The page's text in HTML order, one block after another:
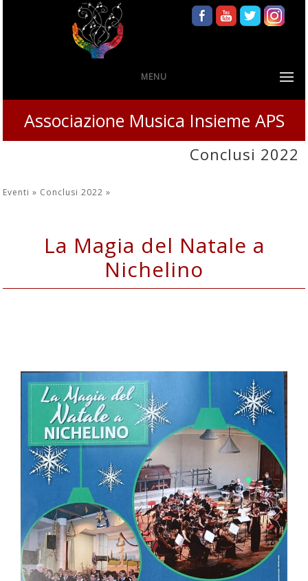
MENU
Associazione Musica Insieme APS
Conclusi 2022
Eventi » Conclusi 2022»
La Magia del Natale a
Nichelino